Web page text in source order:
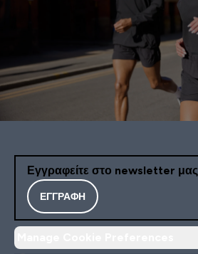
Εγγραφείτε στο newsletter μας
ΕΓΓΡΑΦΉ